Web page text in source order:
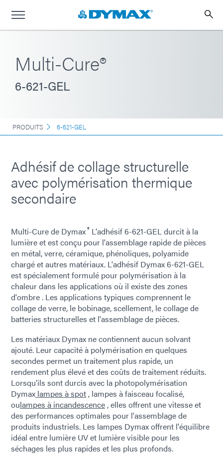
Multi-Cure®
6-621-GEL
PRODUITS 6-621-GEL
Adhésif de collage structurelle
avec polymérisation thermique
secondaire
Multi-Cure de Dymax® L'adhésif 6-621-GEL durcit à la
lumière et est conçu pour l'assemblage rapide de pièces
en métal, verre, céramique, phénoliques, polyamide
chargé et autres matériaux. L'adhésif Dymax 6-621-GEL
est spécialement formulé pour polymérisation à la
chaleur dans les applications où il existe des zones
d'ombre . Les applications typiques comprennent le
collage de verre, le bobinage, scellement, le collage de
batteries structurelles et l'assemblage de pièces.
Les matériaux Dymax ne contiennent aucun solvant
ajouté. Leur capacité à polymérisation en quelques
secondes permet un traitement plus rapide, un
rendement plus élevé et des coûts de traitement réduits.
Lorsqu'ils sont durcis avec la photopolymérisation
Dymax lampes à spot , lampes à faisceau focalisé,
oulampes à incandescence , elles offrent une vitesse et
des performances optimales pour l'assemblage de
produits industriels. Les lampes Dymax offrent l'équilibre
idéal entre lumière UV et lumière visible pour les
séchages les plus rapides et les plus profonds.